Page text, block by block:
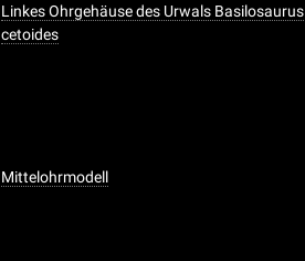
Linkes Ohrgehäuse des Urwals Basilosaurus
cetoides
Mittelohrmodell